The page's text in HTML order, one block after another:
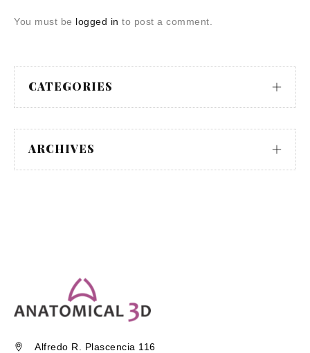
You must be logged in to post a comment.
CATEGORIES
ARCHIVES
Alfredo R. Plascencia 116